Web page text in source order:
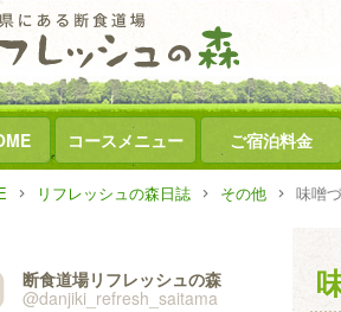
コースメニュー ご宿泊料金
リフレッシュの森日誌 その他 味噌
断食道場リフレッシュの森
@danjiki_refresh_saitama